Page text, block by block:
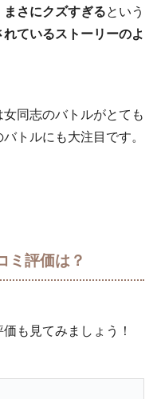
まさにクズすぎるという
ているストーリーのよ
女同志のバトルがとても
トルにも大注目です。
ミ評価は？
も見てみましょう！